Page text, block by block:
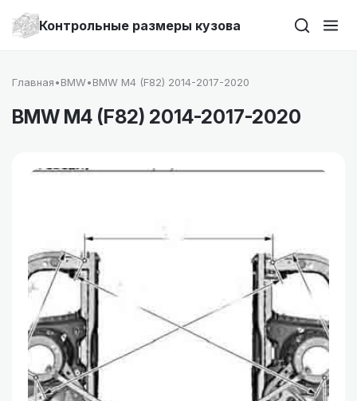
Контрольные размеры кузова
Главная•BMW•BMW M4 (F82) 2014-2017-2020
BMW M4 (F82) 2014-2017-2020